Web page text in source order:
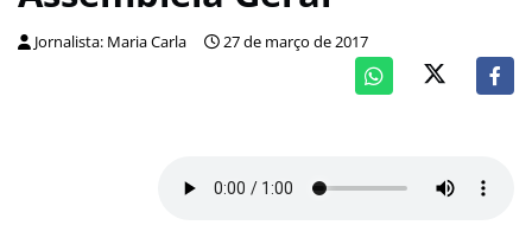
Jornalista: Maria Carla 27 de março de 2017